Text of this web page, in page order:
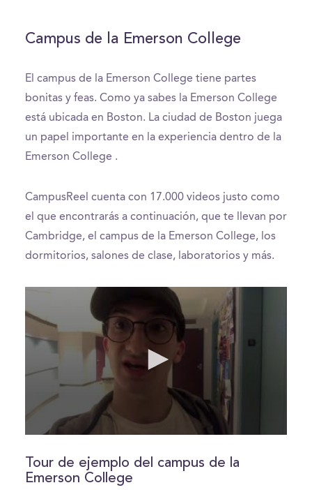
Campus de la Emerson College
El campus de la Emerson College tiene partes
bonitas y feas. Como ya sabes la Emerson College
está ubicada en Boston. La ciudad de Boston juega
un papel importante en la experiencia dentro de la
Emerson College .
CampusReel cuenta con 17.000 videos justo como
el que encontrarás a continuación, que te llevan por
Cambridge, el campus de la Emerson College, los
dormitorios, salones de clase, laboratorios y más.
of
2
minutes,
Tour de ejemplo del campus de la
Emerson College